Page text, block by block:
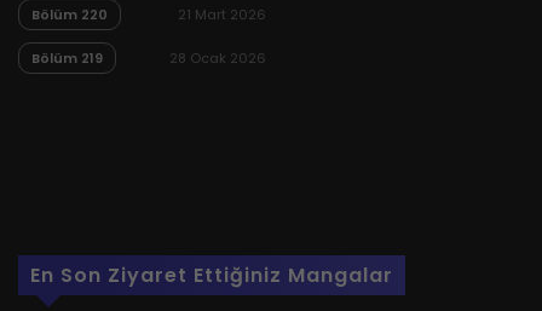
Bölüm 220 21 Mart 2026
Bölüm 219 28 Ocak 2026
En Son Ziyaret Ettiğiniz Mangalar